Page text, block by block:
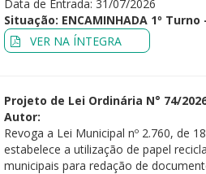
Data de Entrada: 31/07/2026
Situação: ENCAMINHADA 1º Turno
VER NA ÍNTEGRA
Projeto de Lei Ordinária N° 74/
Autor:
Revoga a Lei Municipal nº 2.760, de
estabelece a utilização de papel
municipais para redação de